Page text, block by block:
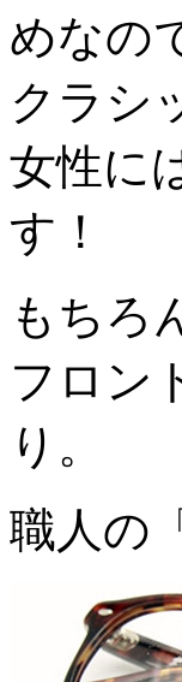
めなの
クラシ
女性に
す！
もちろ
フロン
り。
職人の